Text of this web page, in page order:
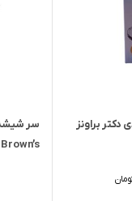
دو عددى دکتر براونز